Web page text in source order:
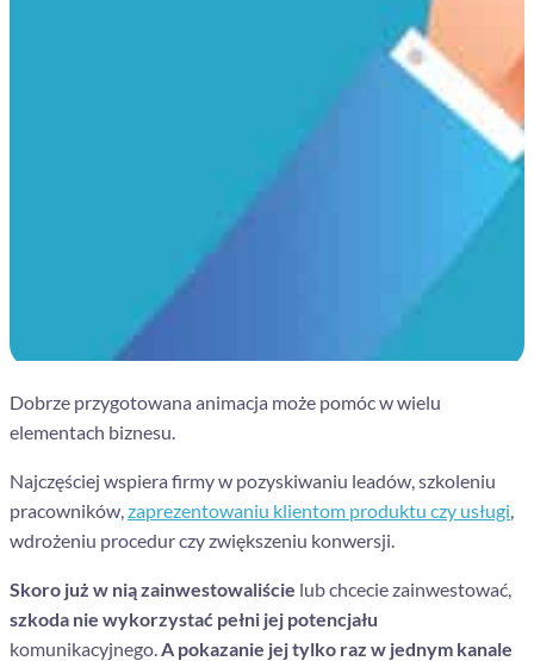
Dobrze przygotowana animacja może pomóc w wielu
elementach biznesu.
Najczęściej wspiera firmy w pozyskiwaniu leadów, szkoleniu
pracowników, zaprezentowaniu klientom produktu czy usługi
wdrożeniu procedur czy zwiększeniu konwersji.
Skoro już w nią zainwestowaliście lub chcecie zainwestować,
szkoda nie wykorzystać pełni jej potencjału
komunikacyjnego. A pokazanie jej tylko raz w jednym kanale